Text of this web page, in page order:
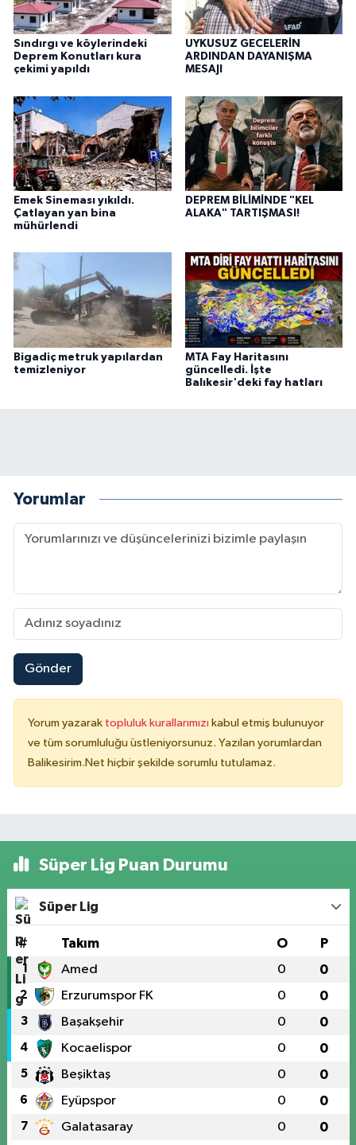
Sındırgı ve köylerindeki
Deprem Konutları kura
çekimi yapıldı
UYKUSUZ GECELERİN
ARDINDAN DAYANIŞMA
MESAJI
Emek Sineması yıkıldı.
Çatlayan yan bina
mühürlendi
DEPREM BİLİMİNDE "KEL
ALAKA" TARTIŞMASI!
Bigadiç metruk yapılardan
temizleniyor
MTA Fay Haritasını
güncelledi. İşte
Balıkesir'deki fay hatları
Yorumlar
Gönder
Yorum yazarak topluluk kurallarımızı kabul etmiş bulunuyor
ve tüm sorumluluğu üstleniyorsunuz. Yazılan yorumlardan
Balikesirim.Net hiçbir şekilde sorumlu tutulamaz.
Süper Lig Puan Durumu
Süper Lig
# Takım O P
1 Amed 0 0
2 Erzurumspor FK 0 0
3 Başakşehir 0 0
4 Kocaelispor 0 0
5 Beşiktaş 0 0
6 Eyüpspor 0 0
7 Galatasaray 0 0